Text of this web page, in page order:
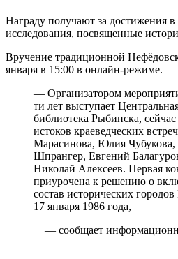
Награду получают за достижения в
исследования, посвященные
Вручение традиционной
января в 15:00 в онлайн-режиме.
— Организатором
ти лет выступает
библиотека Рыбинска,
истоков краеведческих
Марасинова, Юлия
Шпрангер, Евгений
Николай Алексеев. Первая
приурочена к решению о
состав исторических
17 января 1986 года,
— сообщает